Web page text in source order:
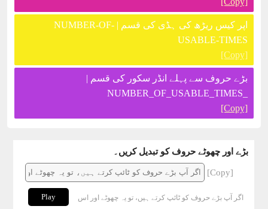
اپر کیس ریڑھ کی ہڈی کی قسم | NUMBER-OF-
USABLE-TIMES
[Copy]
بڑے حروف سے پہلے انڈر سکور کی قسم |
[Copy]
بڑے اور چھوٹے حروف کو تبدیل کریں۔
[Copy]
Play
اگر آپ بڑے حروف کو ٹائپ کرتے ہیں، تو یہ چھوٹے اور اس